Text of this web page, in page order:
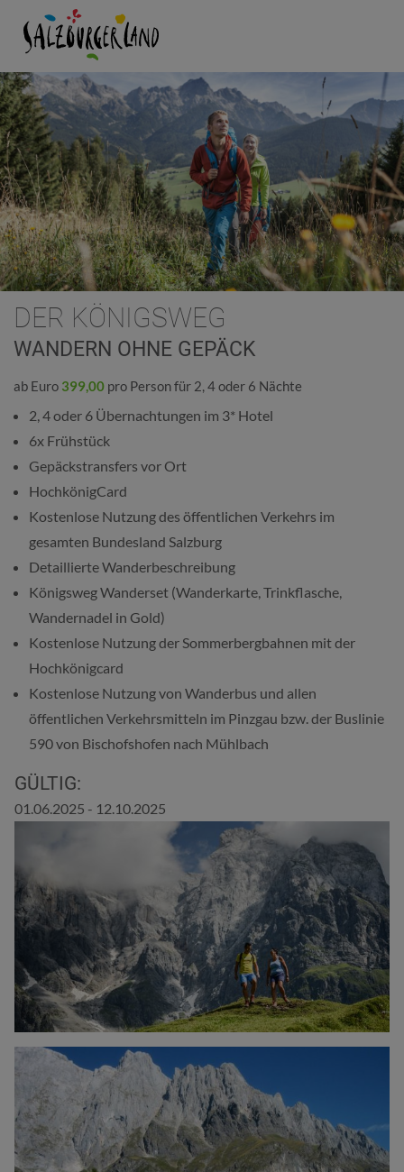
DER KÖNIGSWEG
WANDERN OHNE GEPÄCK
ab Euro 399,00 pro Person für 2, 4 oder 6 Nächte
2, 4 oder 6 Übernachtungen im 3* Hotel
6x Frühstück
Gepäckstransfers vor Ort
HochkönigCard
Kostenlose Nutzung des öffentlichen Verkehrs im
gesamten Bundesland Salzburg
Detaillierte Wanderbeschreibung
Königsweg Wanderset (Wanderkarte, Trinkflasche,
Wandernadel in Gold)
Kostenlose Nutzung der Sommerbergbahnen mit der
Hochkönigcard
Kostenlose Nutzung von Wanderbus und allen
öffentlichen Verkehrsmitteln im Pinzgau bzw. der Buslinie
590 von Bischofshofen nach Mühlbach
GÜLTIG:
01.06.2025 - 12.10.2025